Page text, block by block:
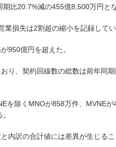
比20.7%減の455億8,500万円とな
損失は2割超の縮小を記録してい
950億円を超えた。
り、契約回線数の総数は前年同
を除くMNOが858万件、MVNEが
内訳の合計値には差異が生じる